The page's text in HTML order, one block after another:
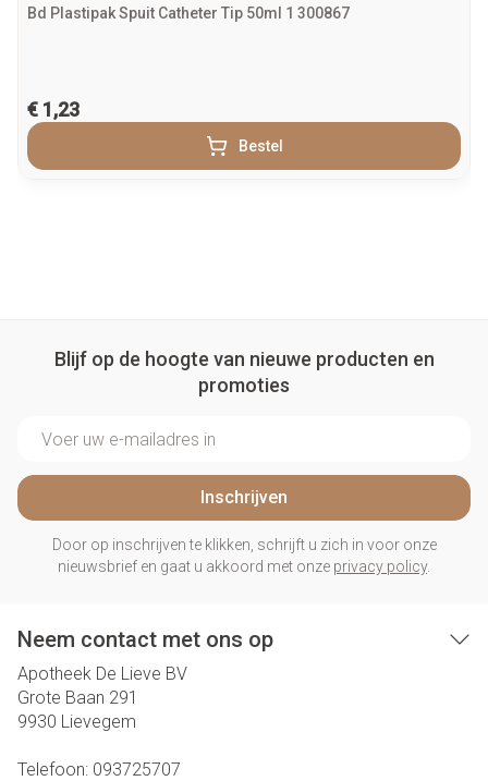
Bd Plastipak Spuit Catheter Tip 50ml 1 300867
€ 1,23
Bestel
Blijf op de hoogte van nieuwe producten en
promoties
Inschrijven
Door op inschrijven te klikken, schrijft u zich in voor onze
nieuwsbrief en gaat u akkoord met onze privacy policy.
Neem contact met ons op
Apotheek De Lieve BV
Grote Baan 291
9930 Lievegem
Telefoon: 093725707